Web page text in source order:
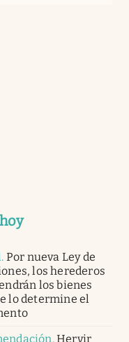
. Por nueva Ley de
los herederos
los bienes
lo determine el
.Hervir